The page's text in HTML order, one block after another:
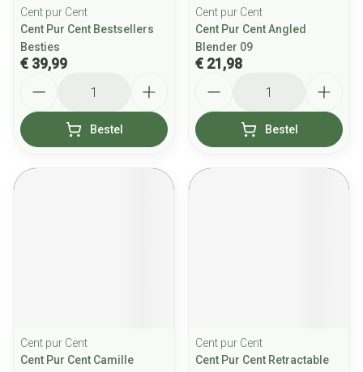
Cent pur Cent
Cent Pur Cent Bestsellers
Besties
€ 39,99
Bestel
Cent pur Cent
Cent Pur Cent Angled
Blender 09
€ 21,98
Bestel
Cent pur Cent
Cent Pur Cent Camille
Cent pur Cent
Cent Pur Cent Retractable